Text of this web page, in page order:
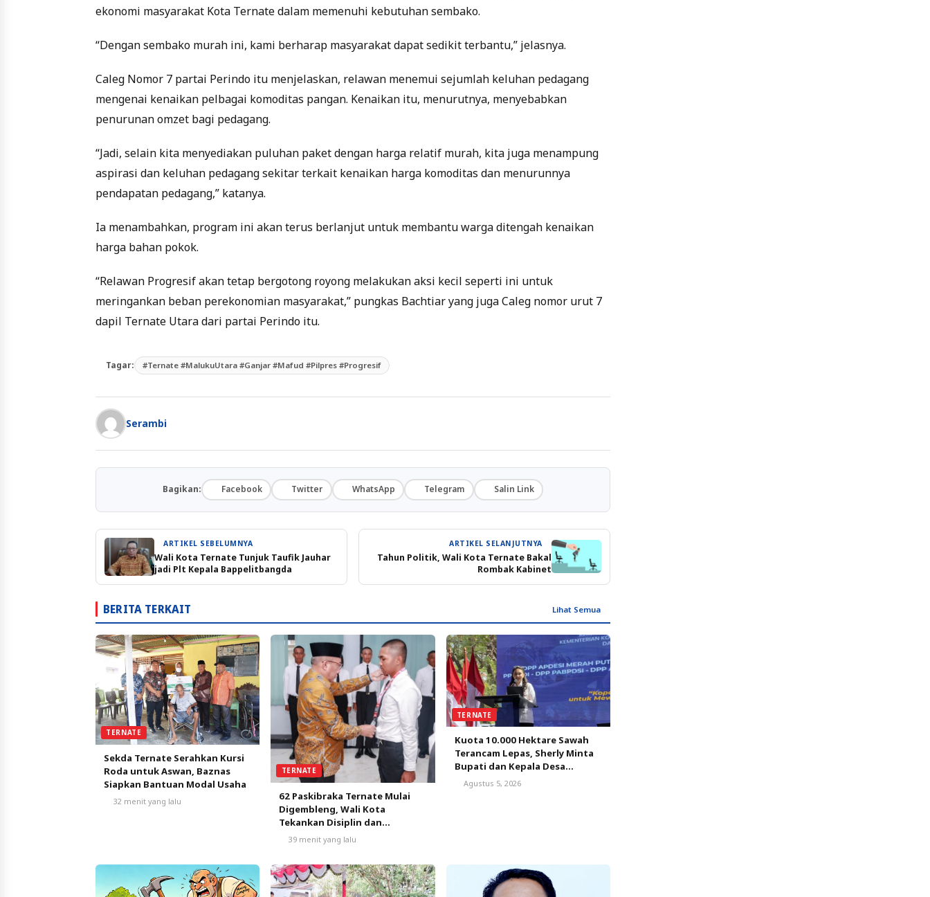
ekonomi masyarakat Kota Ternate dalam memenuhi kebutuhan sembako.
“Dengan sembako murah ini, kami berharap masyarakat dapat sedikit terbantu,” jelasnya.
Caleg Nomor 7 partai Perindo itu menjelaskan, relawan menemui sejumlah keluhan pedagang
mengenai kenaikan pelbagai komoditas pangan. Kenaikan itu, menurutnya, menyebabkan
penurunan omzet bagi pedagang.
“Jadi, selain kita menyediakan puluhan paket dengan harga relatif murah, kita juga menampung
aspirasi dan keluhan pedagang sekitar terkait kenaikan harga komoditas dan menurunnya
pendapatan pedagang,” katanya.
Ia menambahkan, program ini akan terus berlanjut untuk membantu warga ditengah kenaikan
harga bahan pokok.
“Relawan Progresif akan tetap bergotong royong melakukan aksi kecil seperti ini untuk
meringankan beban perekonomian masyarakat,” pungkas Bachtiar yang juga Caleg nomor urut 7
dapil Ternate Utara dari partai Perindo itu.
Tagar: #Ternate #MalukuUtara #Ganjar #Mafud #Pilpres #Progresif
Serambi
Bagikan: Facebook Twitter WhatsApp Telegram Salin Link
ARTIKEL SEBELUMNYA
Wali Kota Ternate Tunjuk Taufik Jauhar
jadi Plt Kepala Bappelitbangda
ARTIKEL SELANJUTNYA
Tahun Politik, Wali Kota Ternate Bakal
Rombak Kabinet
BERITA TERKAIT Lihat Semua
TERNATE
Sekda Ternate Serahkan Kursi
Roda untuk Aswan, Baznas
Siapkan Bantuan Modal Usaha
32 menit yang lalu
TERNATE
62 Paskibraka Ternate Mulai
Digembleng, Wali Kota
Tekankan Disiplin dan
Nasionalisme
39 menit yang lalu
TERNATE
Kuota 10.000 Hektare Sawah
Terancam Lepas, Sherly Minta
Bupati dan Kepala Desa
Bergerak Satu Bulan
Agustus 5, 2026